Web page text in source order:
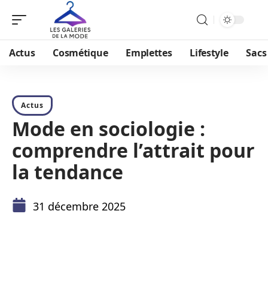
Actus Cosmétique Emplettes Lifestyle
Actus
Mode en sociologie :
comprendre l’attrait pour
la tendance
31 décembre 2025